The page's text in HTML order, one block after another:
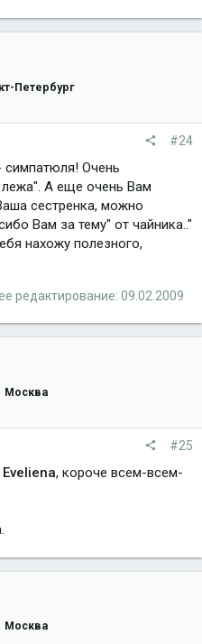
Петербург
#24
симпатюля! Очень
лежа". А еще очень Вам
сестренка, можно
Вам за тему" от чайника.."
нахожу полезного,
редактирование: 09.02.2009
Москва
#25
Eveliena, короче всем-всем-
Москва